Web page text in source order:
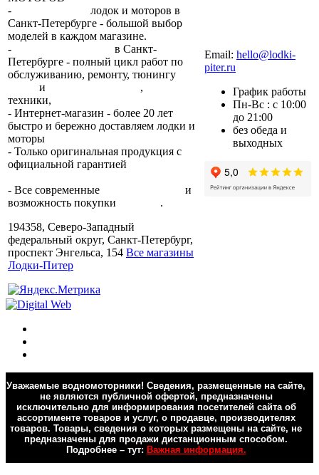
-
лодок и моторов в
Санкт-Петербурге - большой выбор
моделей в каждом магазине.
-
в Санкт-
Петербурге - полный цикл работ по
обслуживанию, ремонту, тюнингу
и ,
техники,
- Интернет-магазин - более 20 лет
быстро и бережно доставляем лодки и
моторы
- Только оригинальная продукция с
официальной гарантией
- Все современные
и
возможность покупки
.
194358, Северо-Западный
федеральный округ, Санкт-Петербург,
проспект Энгельса, 154 Все магазины
Лодки-Питер
Email: hello@lodki-
piter.ru
График работы
Пн-Вс : с 10:00
до 21:00
без обеда и
выходных
Уважаемые водномоторники! Сведения, размещенные на сайте,
не являются публичной офертой, предназначены
исключительно для информирования посетителей сайта об
ассортименте товаров и услуг, о продавце, производителях
товаров. Товары, сведения о которых размещены на сайте, не
предназначены для продажи дистанционным способом.
Подробнее – тут: Важная информация.